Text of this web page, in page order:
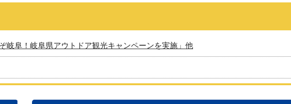
岐阜！岐阜県アウトドア観光キャンペーンを実施」他